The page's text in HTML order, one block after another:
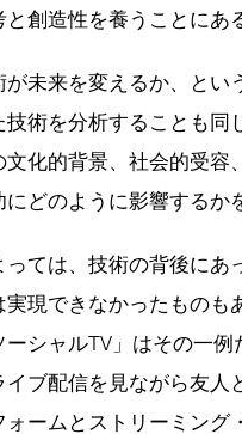
と創造性を養うことにあ
が未来を変えるか、とい
技術を分析することも同
文化的背景、社会的受容
にどのように影響するか
っては、技術の背後にあ
現できなかったものも
ーシャルTV」はその一
イブ配信を見ながら友人
ォームとストリーミング